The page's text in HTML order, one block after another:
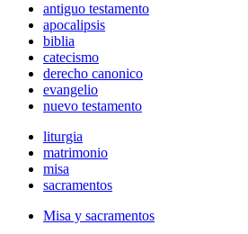
antiguo testamento
apocalipsis
biblia
catecismo
derecho canonico
evangelio
nuevo testamento
liturgia
matrimonio
misa
sacramentos
Misa y sacramentos